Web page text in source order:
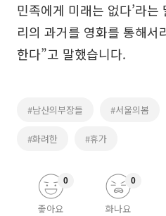
민족에게 미래는 없다’라
리의 과거를 영화를 통해서
한다”고 말했습니다.
#남산의부장들 #서울의봄
#화려한 #휴가
좋아요
0
화나요
0